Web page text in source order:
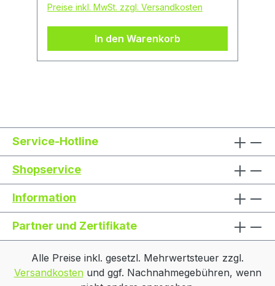
Preise inkl. MwSt. zzgl. Versandkosten
In den Warenkorb
Service-Hotline
Shopservice
Information
Partner und Zertifikate
Alle Preise inkl. gesetzl. Mehrwertsteuer zzgl.
Versandkostenund ggf. Nachnahmegebühren, wenn